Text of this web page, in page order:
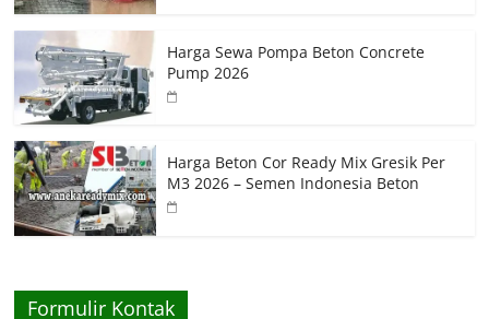
Harga Sewa Pompa Beton Concrete
Pump 2026
Harga Beton Cor Ready Mix Gresik Per
M3 2026 – Semen Indonesia Beton
Formulir Kontak